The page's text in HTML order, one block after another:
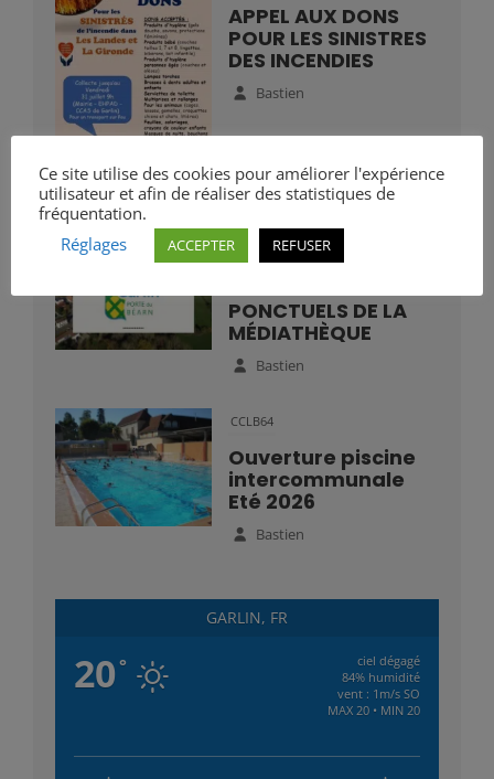
APPEL AUX DONS
POUR LES SINISTRES
DES INCENDIES
Bastien
Mairie
HORAIRES
D’OUVERTURE
PONCTUELS DE LA
MÉDIATHÈQUE
Bastien
CCLB64
Ouverture piscine
intercommunale
Eté 2026
Bastien
GARLIN, FR
20°
ciel dégagé
84% humidité
vent : 1m/s SO
MAX 20 • MIN 20
Ce site utilise des cookies pour améliorer l'expérience
utilisateur et afin de réaliser des statistiques de
fréquentation.
Réglages
ACCEPTER REFUSER